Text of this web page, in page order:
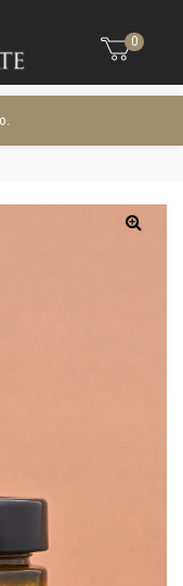
extravergine
0
g